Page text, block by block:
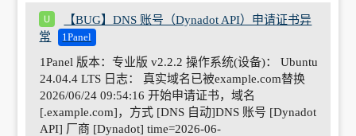
【BUG】DNS 账号（Dynadot API）申请证书异
常
1Panel
1Panel 版本：专业版 v2.2.2 操作系统(设备)： Ubuntu
24.04.4 LTS 日志： 真实域名已被example.com替换
2026/06/24 09:54:16 开始申请证书，域名
[.example.com]，方式 [DNS 自动]DNS 账号 [Dynadot
API] 厂商 [Dynadot] time=2026-06-